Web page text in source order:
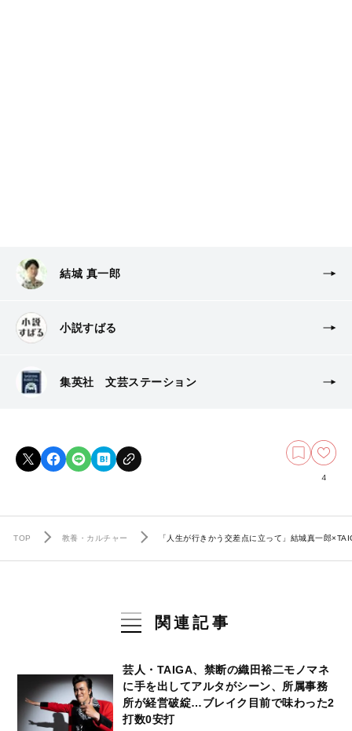
結城 真一郎
小説すばる
集英社 文芸ステーション
4
TOP 教養・カルチャー 「人生が行きかう交差点に立って」結城真一郎
関連記事
芸人・TAIGA、禁断の織田裕二モノマネ
に手を出してアルタがシーン、所属事務
所が経営破綻…ブレイク目前で味わった2
打数0安打